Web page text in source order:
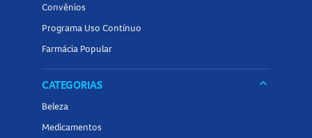
Convênios
Programa Uso Contínuo
Farmácia Popular
CATEGORIAS keyboard_arrow_down
Beleza
Medicamentos